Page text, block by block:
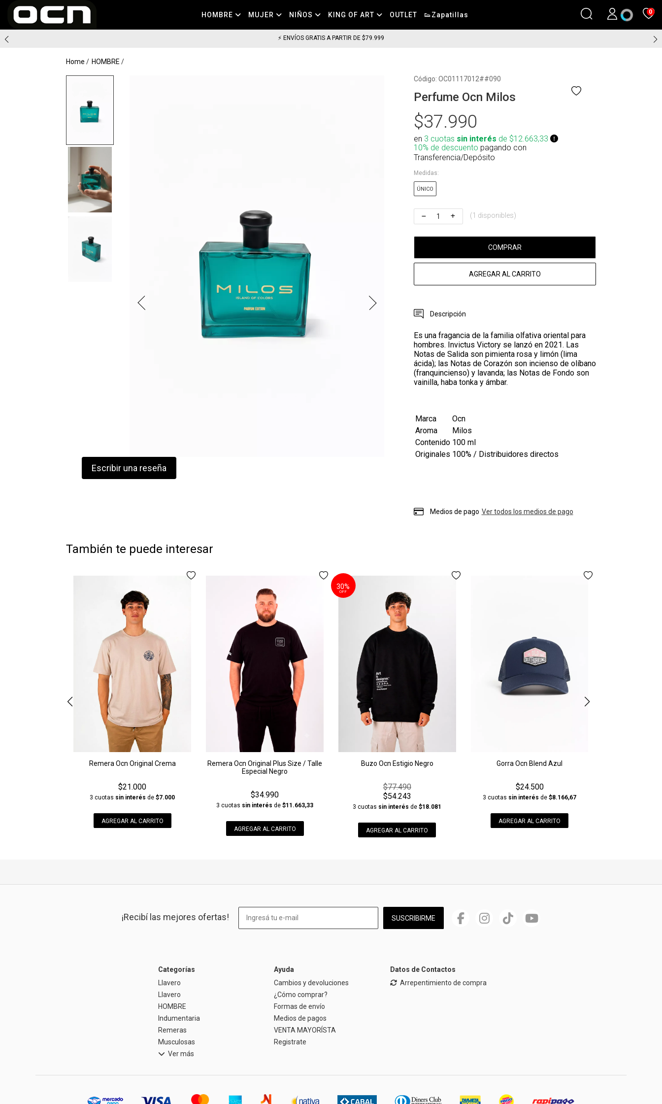
HOMBRE MUJER NIÑOS KING OF ART OUTLET 👟Zapatillas 0
⚡ ENVÍOS GRATIS A PARTIR DE $79.999
Home HOMBRE
Código: OC01117012##090
Perfume Ocn Milos
$37.990
en 3 cuotas sin interés de $12.663,33
10% de descuento pagando con
Transferencia/Depósito
Medidas:
ÚNICO
(1 disponibles)
COMPRAR
AGREGAR AL CARRITO
Descripción
Es una fragancia de la familia olfativa oriental para
hombres. Invictus Victory se lanzó en 2021. Las
Notas de Salida son pimienta rosa y limón (lima
ácida); las Notas de Corazón son incienso de olíbano
(franquincienso) y lavanda; las Notas de Fondo son
vainilla, haba tonka y ámbar.
Marca
Ocn
Aroma
Milos
Contenido 100 ml
Originales 100% / Distribuidores directos
Medios de pago Ver todos los medios de pago
Escribir una reseña
También te puede interesar
Remera Ocn Original Crema
$21.000
3 cuotas sin interés de$7.000
AGREGAR AL CARRITO
Remera Ocn Original Plus Size / Talle
Especial Negro
$34.990
3 cuotas sin interés de$11.663,33
AGREGAR AL CARRITO
Buzo Ocn Estigio Negro
30%
OFF
$77.490
$54.243
3 cuotas sin interés de$18.081
AGREGAR AL CARRITO
Gorra Ocn Blend Azul
$24.500
3 cuotas sin interés de$8.166,67
AGREGAR AL CARRITO
¡Recibí las mejores ofertas! SUSCRIBIRME
Categorías
Llavero
Llavero
HOMBRE
Indumentaria
Remeras
Musculosas
Ver más
Ayuda
Cambios y devoluciones
¿Cómo comprar?
Formas de envío
Medios de pagos
VENTA MAYORÍSTA
Registrate
Datos de Contactos
Arrepentimiento de compra